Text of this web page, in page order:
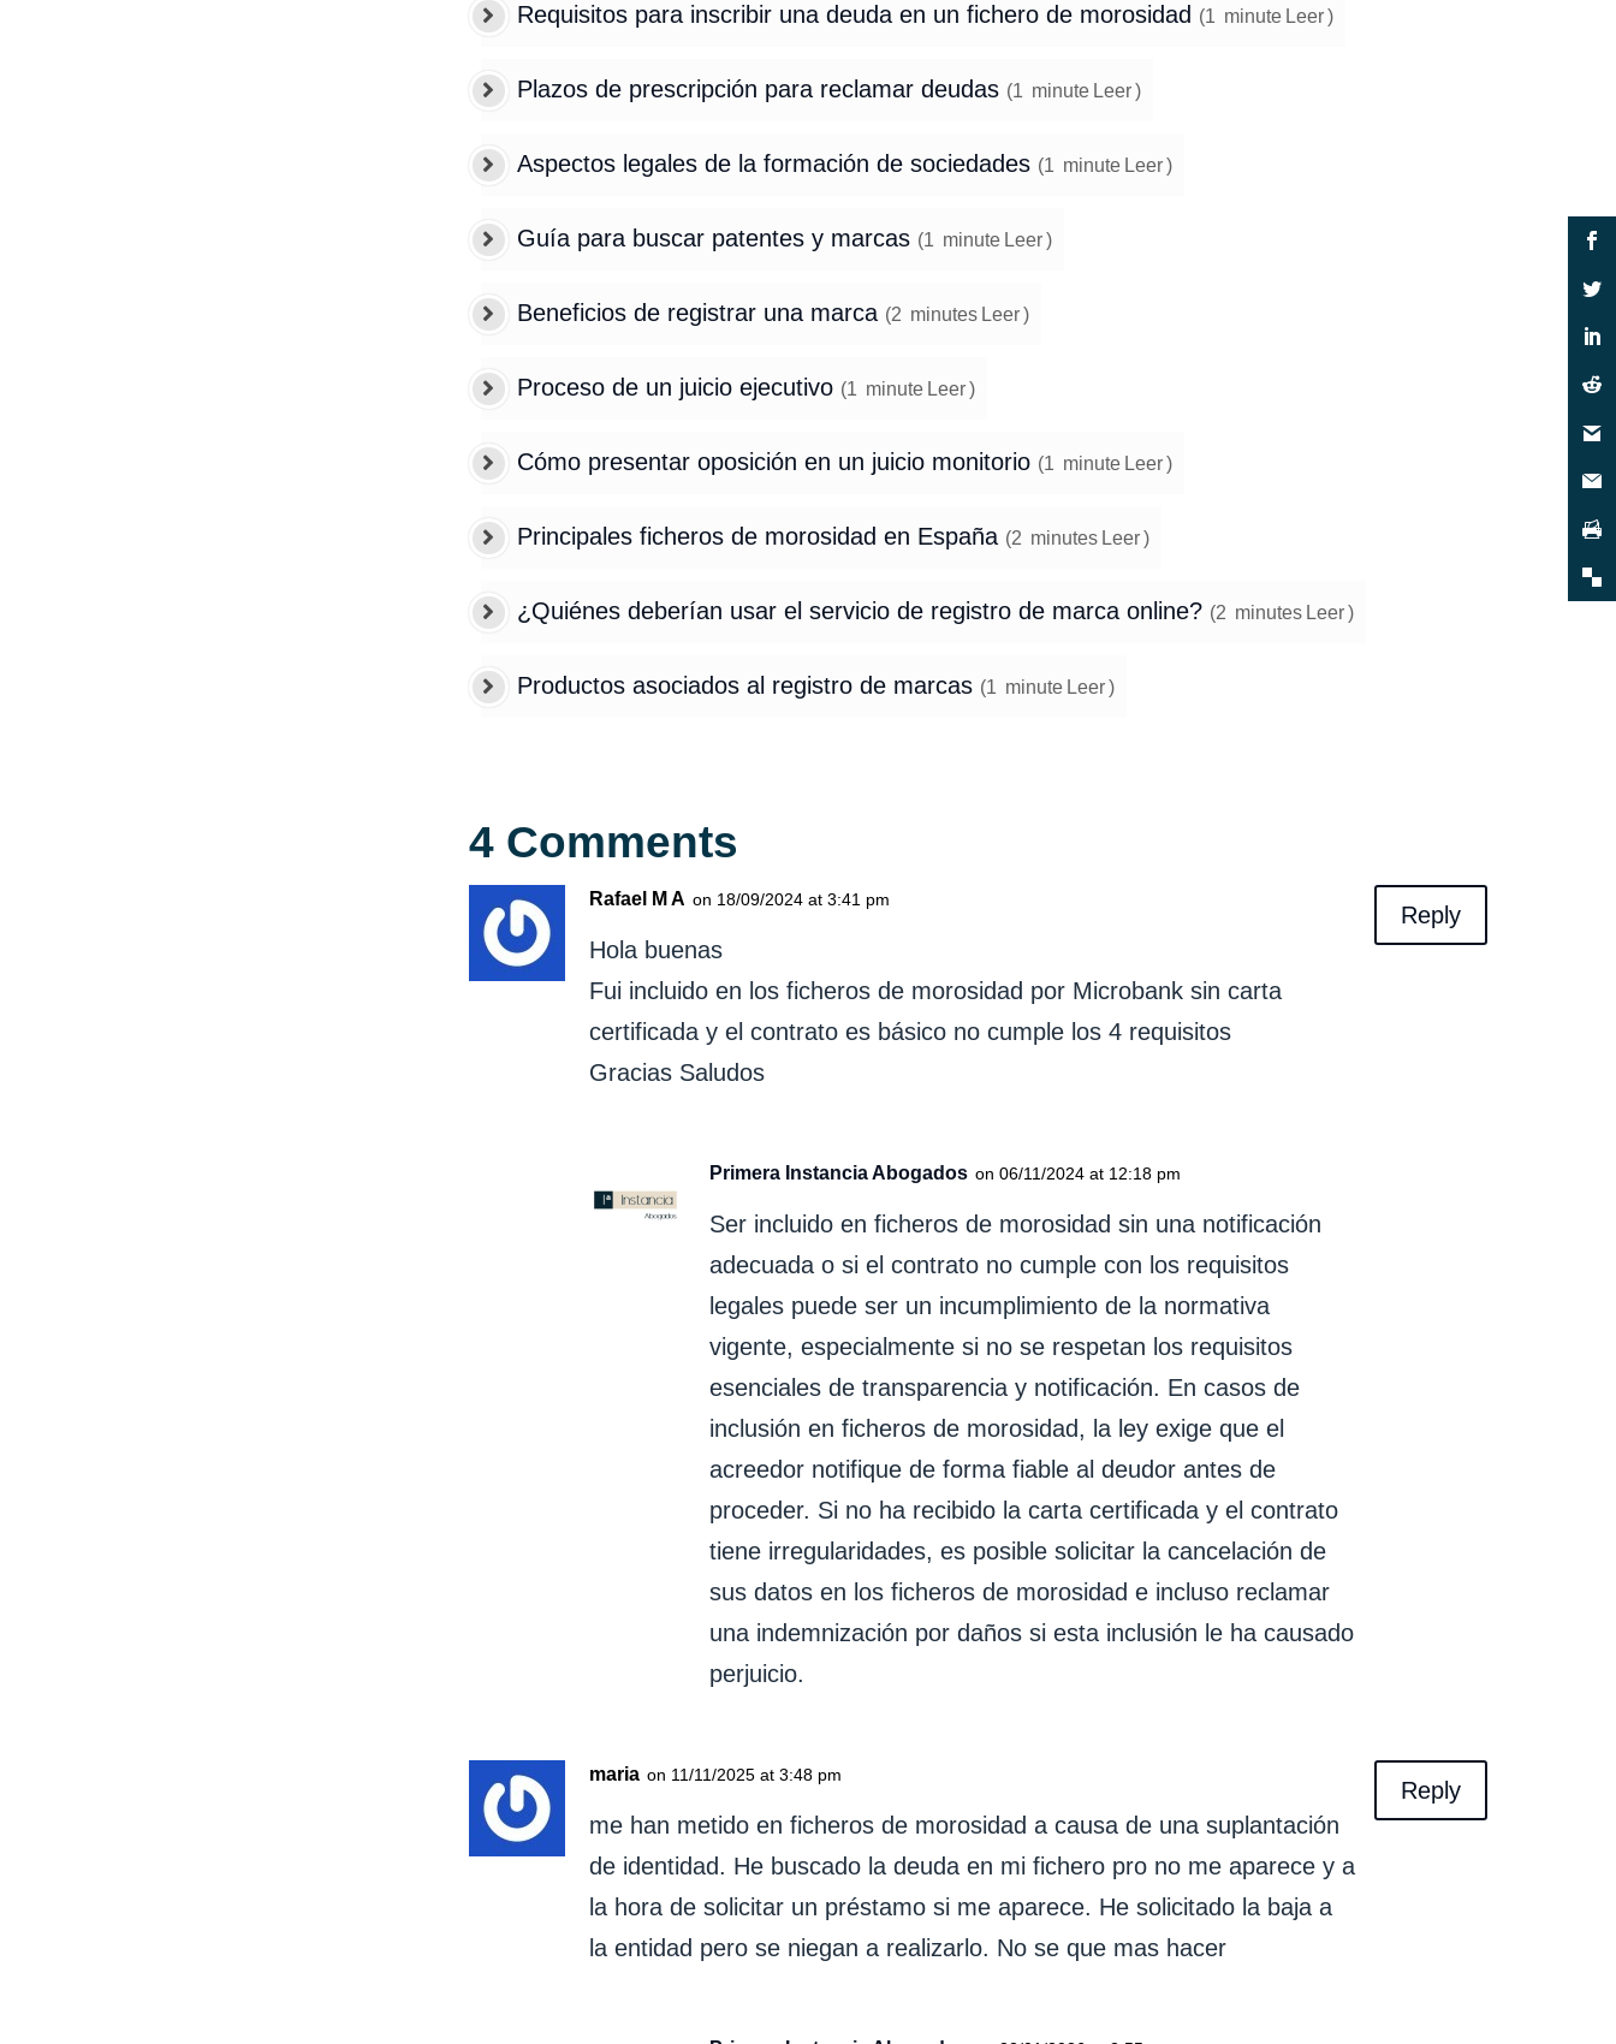
Requisitos para inscribir una deuda en un fichero de morosidad (1 minute Leer )
Plazos de prescripción para reclamar deudas (1 minute Leer )
Aspectos legales de la formación de sociedades (1 minute Leer )
Guía para buscar patentes y marcas (1 minute Leer )
Beneficios de registrar una marca (2 minutes Leer )
Proceso de un juicio ejecutivo (1 minute Leer )
Cómo presentar oposición en un juicio monitorio (1 minute Leer )
Principales ficheros de morosidad en España (2 minutes Leer )
¿Quiénes deberían usar el servicio de registro de marca online? (2 minutes Leer )
Productos asociados al registro de marcas (1 minute Leer )
4 Comments
Rafael M A on 18/09/2024 at 3:41 pm
Hola buenas
Fui incluido en los ficheros de morosidad por Microbank sin carta
certificada y el contrato es básico no cumple los 4 requisitos
Gracias Saludos
Reply
Primera Instancia Abogados on 06/11/2024 at 12:18 pm
Ser incluido en ficheros de morosidad sin una notificación
adecuada o si el contrato no cumple con los requisitos
legales puede ser un incumplimiento de la normativa
vigente, especialmente si no se respetan los requisitos
esenciales de transparencia y notificación. En casos de
inclusión en ficheros de morosidad, la ley exige que el
acreedor notifique de forma fiable al deudor antes de
proceder. Si no ha recibido la carta certificada y el contrato
tiene irregularidades, es posible solicitar la cancelación de
sus datos en los ficheros de morosidad e incluso reclamar
una indemnización por daños si esta inclusión le ha causado
perjuicio.
maria on 11/11/2025 at 3:48 pm
me han metido en ficheros de morosidad a causa de una suplantación
de identidad. He buscado la deuda en mi fichero pro no me aparece y a
la hora de solicitar un préstamo si me aparece. He solicitado la baja a
la entidad pero se niegan a realizarlo. No se que mas hacer
Reply